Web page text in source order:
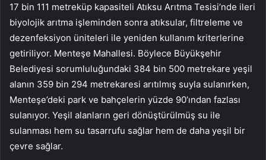
17 bin 111 metreküp kapasiteli Atıksu Arıtma Tesisi’nde ileri
biyolojik arıtma işleminden sonra atıksular, filtreleme ve
dezenfeksiyon üniteleri ile yeniden kullanım kriterlerine
getiriliyor. Menteşe Mahallesi. Böylece Büyükşehir
Belediyesi sorumluluğundaki 384 bin 500 metrekare yeşil
alanın 359 bin 294 metrekaresi arıtılmış suyla sulanırken,
Menteşe’deki park ve bahçelerin yüzde 90’ından fazlası
sulanıyor. Yeşil alanların geri dönüştürülmüş su ile
sulanması hem su tasarrufu sağlar hem de daha yeşil bir
çevre sağlar.